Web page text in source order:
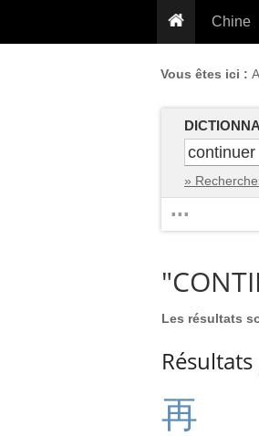
Chine
Conseils
Plantes
Vous êtes ici :
»
...
Les résultats
再